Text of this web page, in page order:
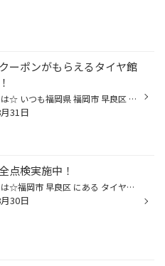
ーポンがもらえるタイヤ館
こんにちは☆ いつも福岡県 福岡市 早良区 タイヤ館 次郎丸店のWebを御覧の皆様ありがとうございます♪ 福岡県 福岡市 早良区、博多区 中央区 西区 南区 城南区の皆様 お車のことはお任せの 福岡市 早良区 タイヤ館 次郎丸店の伊藤です♪ヽ(´▽｀)/ 今日は、タイヤ館アプリについて、ご紹介です♪ タイ...
31日
点検実施中！
こんにちは☆福岡市 早良区 にある タイヤ館次郎丸 です(*'ω'*) いつもタイヤ館 のHPをご覧いただき、誠にありがとうございます。 今日は、タイヤ館の安全点検について、ご紹介です♪ タイヤ以外の日常点検も安全走行にはかかせません。 オイル・バッテリー・ワイパーブレードといった、 ついつい見落...
30日